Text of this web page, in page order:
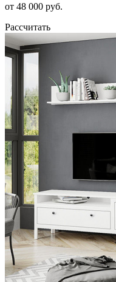
от 48 000 руб.
Рассчитать